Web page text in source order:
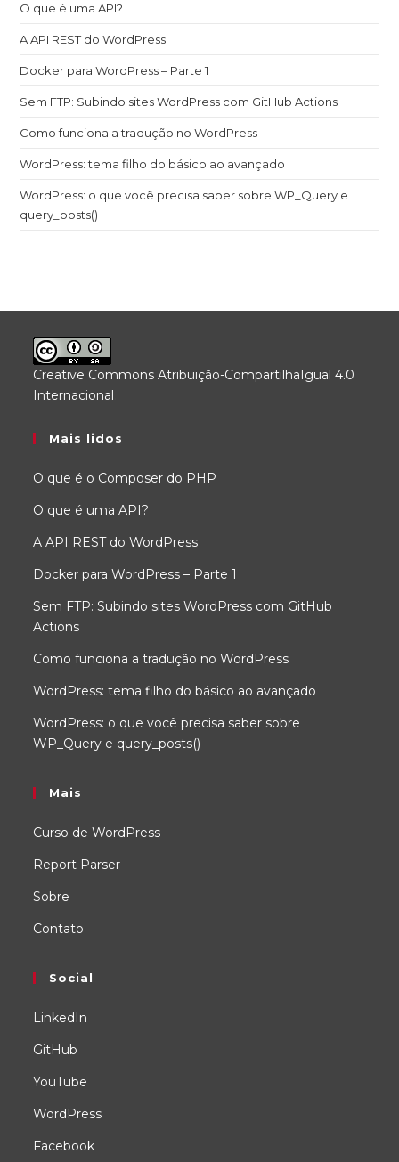
O que é uma API?
A API REST do WordPress
Docker para WordPress – Parte 1
Sem FTP: Subindo sites WordPress com GitHub Actions
Como funciona a tradução no WordPress
WordPress: tema filho do básico ao avançado
WordPress: o que você precisa saber sobre WP_Query e
query_posts()
Creative Commons Atribuição-CompartilhaIgual 4.0
Internacional
Mais lidos
O que é o Composer do PHP
O que é uma API?
A API REST do WordPress
Docker para WordPress – Parte 1
Sem FTP: Subindo sites WordPress com GitHub
Actions
Como funciona a tradução no WordPress
WordPress: tema filho do básico ao avançado
WordPress: o que você precisa saber sobre
WP_Query e query_posts()
Mais
Curso de WordPress
Report Parser
Sobre
Contato
Social
LinkedIn
GitHub
YouTube
WordPress
Facebook